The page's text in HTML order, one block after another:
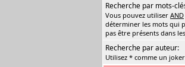
Recherche par mots-
Vous pouvez utiliser AND
déterminer les mots qui
pas être présents dans
Recherche par auteur:
Utilisez * comme un